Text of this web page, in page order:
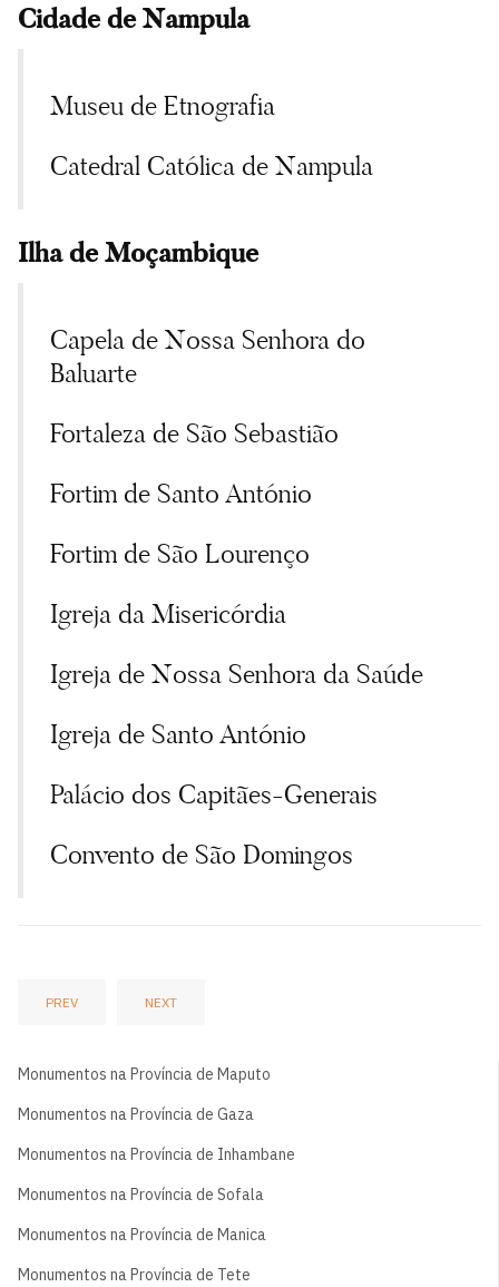
Cidade de Nampula
Museu de Etnografia
Catedral Católica de Nampula
Ilha de Moçambique
Capela de Nossa Senhora do
Baluarte
Fortaleza de São Sebastião
Fortim de Santo António
Fortim de São Lourenço
Igreja da Misericórdia
Igreja de Nossa Senhora da Saúde
Igreja de Santo António
Palácio dos Capitães-Generais
Convento de São Domingos
PREV NEXT
Monumentos na Província de Maputo
Monumentos na Província de Gaza
Monumentos na Província de Inhambane
Monumentos na Província de Sofala
Monumentos na Província de Manica
Monumentos na Província de Tete